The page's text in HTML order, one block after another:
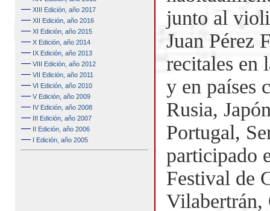
—XIII Edición, año 2017
—XII Edición, año 2016
—XI Edición, año 2015
—X Edición, año 2014
—IX Edición, año 2013
—VIII Edición, año 2012
—VII Edición, año 2011
—VI Edición, año 2010
—V Edición, año 2009
—IV Edición, año 2008
—III Edición, año 2007
—II Edición, año 2006
—I Edición, año 2005
junto al
Juan Pérez
recitales en
y en países
Rusia,
Portugal,
participado
Festival de
Vilabertrán,